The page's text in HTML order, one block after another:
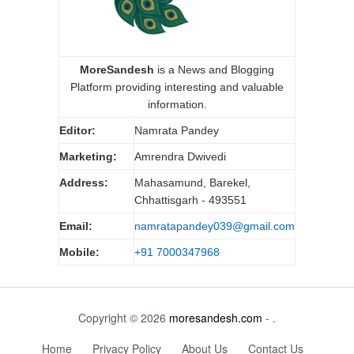
MoreSandesh is a News and Blogging
Platform providing interesting and valuable
information.
Editor: Namrata Pandey
Marketing: Amrendra Dwivedi
Address:
Mahasamund, Barekel,
Chhattisgarh - 493551
Email: namratapandey039@gmail.com
Mobile: +91 7000347968
Copyright © 2026 moresandesh.com - .
Home
Privacy Policy About Us Contact Us